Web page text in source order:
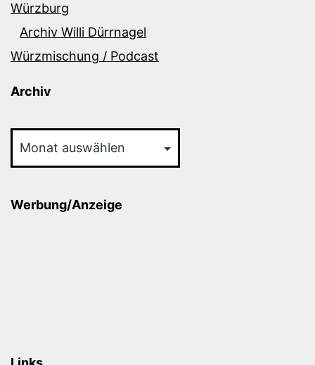
Würzburg
Archiv Willi Dürrnagel
Würzmischung / Podcast
Archiv
Werbung/Anzeige